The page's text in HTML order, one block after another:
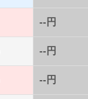
--円
--円
--円